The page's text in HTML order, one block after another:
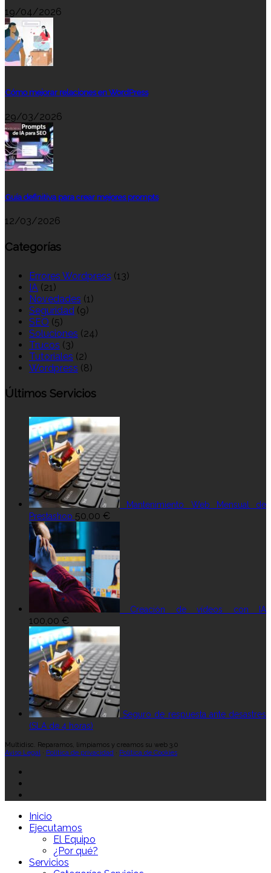
19/04/2026
Cómo mejorar relaciones en WordPress
29/03/2026
Guía definitiva para crear mejores prompts
12/03/2026
Categorías
Errores Wordpress (13)
IA (21)
Novedades (1)
Seguridad (9)
SEO (5)
Soluciones (24)
Trucos (3)
Tutoriales (2)
Wordpress (8)
Últimos Servicios
Mantenimiento Web Mensual de
Prestashop 50,00 €
Creación de vídeos con IA
100,00 €
Seguro de respuesta ante desastres
(SLA de 4 horas)
Multidisc. Reparamos, limpiamos y creamos su web 3.0
Aviso Legal· Política de privacidad · Política de Cookies
Inicio
Ejecutamos
El Equipo
¿Por qué?
Servicios